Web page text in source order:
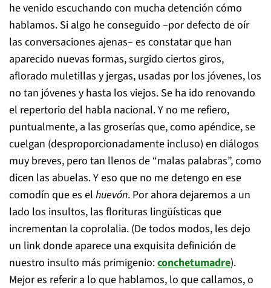
he venido escuchando con mucha detención cómo
hablamos. Si algo he conseguido –por defecto de oír
las conversaciones ajenas– es constatar que han
aparecido nuevas formas, surgido ciertos giros,
aflorado muletillas y jergas, usadas por los jóvenes, los
no tan jóvenes y hasta los viejos. Se ha ido renovando
el repertorio del habla nacional. Y no me refiero,
puntualmente, a las groserías que, como apéndice, se
cuelgan (desproporcionadamente incluso) en diálogos
muy breves, pero tan llenos de “malas palabras”, como
dicen las abuelas. Y eso que no me detengo en ese
comodín que es el huevón. Por ahora dejaremos a un
lado los insultos, las florituras lingüísticas que
incrementan la coprolalia. (De todos modos, les dejo
un link donde aparece una exquisita definición de
nuestro insulto más primigenio:conchetumadre).
Mejor es referir a lo que hablamos, lo que callamos, o